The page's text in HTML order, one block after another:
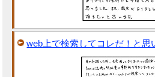
web上で検索してコレだ！と思